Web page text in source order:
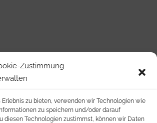
Zustimmung
zu bieten, verwenden wir Technologien wie
zu speichern und/oder darauf
diesen Technologien zustimmst, können wir Daten
59